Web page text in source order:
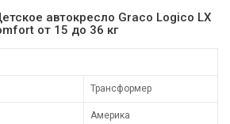
автокресло Graco Logico LX
от 15 до 36 кг
Трансформер
Америка